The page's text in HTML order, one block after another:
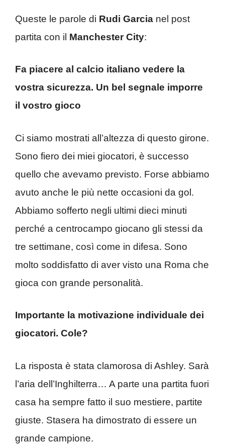
Queste le parole di Rudi Garcia nel post
partita con il Manchester City:
Fa piacere al calcio italiano vedere la
vostra sicurezza. Un bel segnale imporre
il vostro gioco
Ci siamo mostrati all’altezza di questo girone.
Sono fiero dei miei giocatori, è successo
quello che avevamo previsto. Forse abbiamo
avuto anche le più nette occasioni da gol.
Abbiamo sofferto negli ultimi dieci minuti
perché a centrocampo giocano gli stessi da
tre settimane, così come in difesa. Sono
molto soddisfatto di aver visto una Roma che
gioca con grande personalità.
Importante la motivazione individuale dei
giocatori. Cole?
La risposta è stata clamorosa di Ashley. Sarà
l’aria dell’Inghilterra… A parte una partita fuori
casa ha sempre fatto il suo mestiere, partite
giuste. Stasera ha dimostrato di essere un
grande campione.